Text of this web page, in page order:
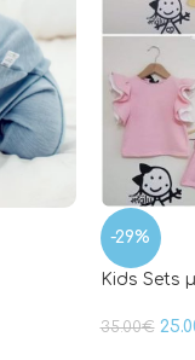
-29%
Kids Sets
35.00€